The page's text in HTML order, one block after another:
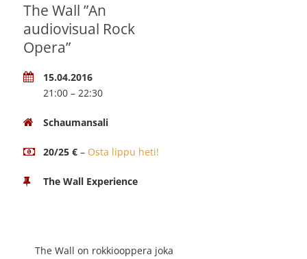
The Wall ”An
audiovisual Rock
Opera”
15.04.2016
21:00 – 22:30
Schaumansali
20/25 € – Osta lippu heti!
The Wall Experience
The Wall on rokkiooppera joka